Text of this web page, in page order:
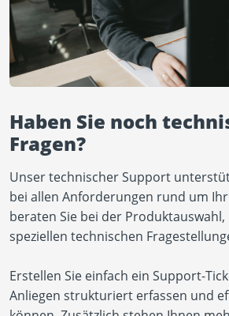
Haben Sie noch
Fragen?
Unser technischer Support
bei allen Anforderungen rund um
beraten Sie bei der Produktauswahl,
speziellen technischen
Erstellen Sie einfach ein Support-
Anliegen strukturiert erfassen und